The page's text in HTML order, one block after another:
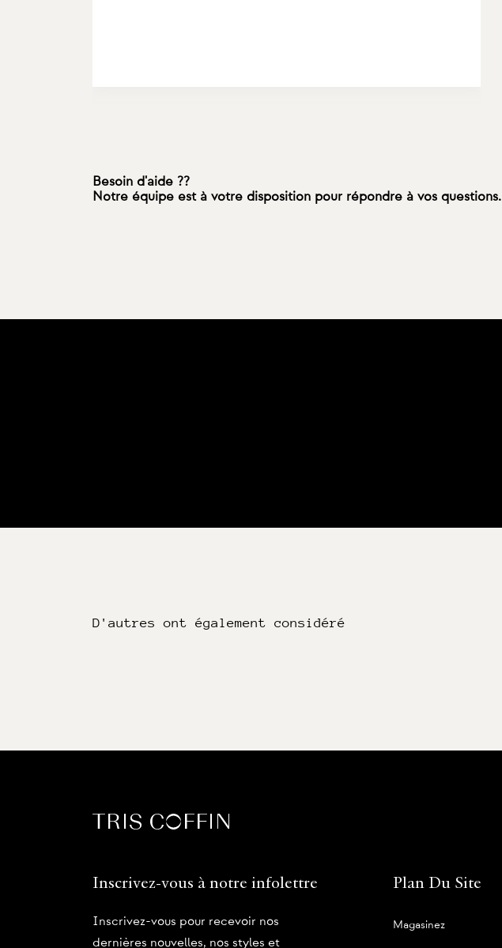
Besoin d'aide ??
Notre équipe est à votre disposition pour répondre à vos questions.
D'autres ont également considéré
Inscrivez-vous à notre infolettre
Inscrivez-vous pour recevoir nos
dernières nouvelles, nos styles et
Plan Du Site
Magasinez